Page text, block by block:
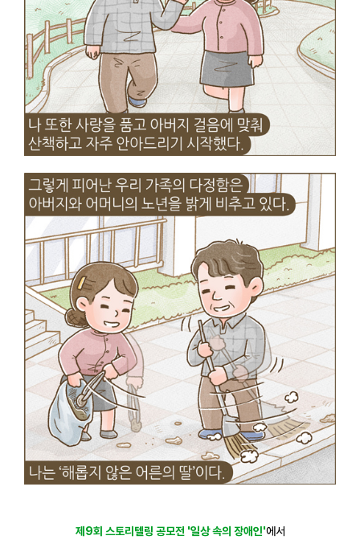
제9회 스토리텔링 공모전 '일상 속의 장애인'에서